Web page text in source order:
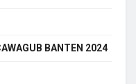
BANTEN 2024